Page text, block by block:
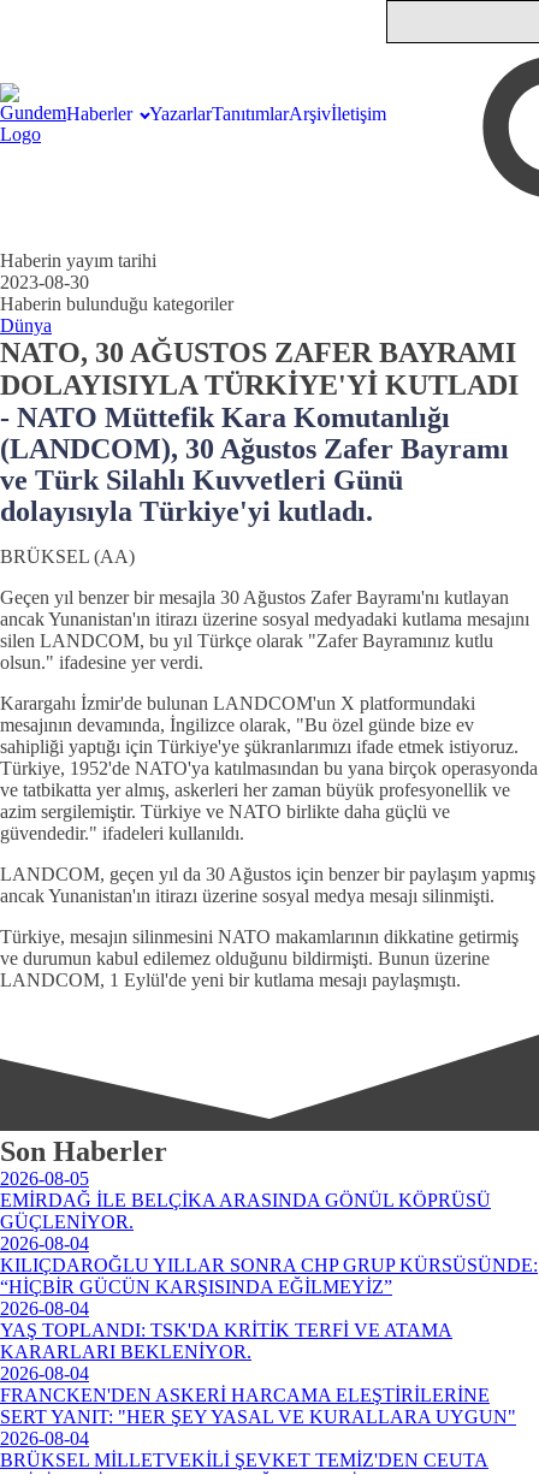
Haberler YazarlarTanıtımlarArşivİletişim
Haberin yayım tarihi
2023-08-30
Haberin bulunduğu kategoriler
Dünya
NATO, 30 AĞUSTOS ZAFER BAYRAMI
DOLAYISIYLA TÜRKİYE'Yİ KUTLADI
- NATO Müttefik Kara Komutanlığı
(LANDCOM), 30 Ağustos Zafer Bayramı
ve Türk Silahlı Kuvvetleri Günü
dolayısıyla Türkiye'yi kutladı.
BRÜKSEL (AA)
Geçen yıl benzer bir mesajla 30 Ağustos Zafer Bayramı'nı kutlayan
ancak Yunanistan'ın itirazı üzerine sosyal medyadaki kutlama mesajını
silen LANDCOM, bu yıl Türkçe olarak "Zafer Bayramınız kutlu
olsun." ifadesine yer verdi.
Karargahı İzmir'de bulunan LANDCOM'un X platformundaki
mesajının devamında, İngilizce olarak, "Bu özel günde bize ev
sahipliği yaptığı için Türkiye'ye şükranlarımızı ifade etmek istiyoruz.
Türkiye, 1952'de NATO'ya katılmasından bu yana birçok operasyonda
ve tatbikatta yer almış, askerleri her zaman büyük profesyonellik ve
azim sergilemiştir. Türkiye ve NATO birlikte daha güçlü ve
güvendedir." ifadeleri kullanıldı.
LANDCOM, geçen yıl da 30 Ağustos için benzer bir paylaşım yapmış
ancak Yunanistan'ın itirazı üzerine sosyal medya mesajı silinmişti.
Türkiye, mesajın silinmesini NATO makamlarının dikkatine getirmiş
ve durumun kabul edilemez olduğunu bildirmişti. Bunun üzerine
LANDCOM, 1 Eylül'de yeni bir kutlama mesajı paylaşmıştı.
Son Haberler
2026-08-05
EMİRDAĞ İLE BELÇİKA ARASINDA GÖNÜL KÖPRÜSÜ
GÜÇLENİYOR.
2026-08-04
KILIÇDAROĞLU YILLAR SONRA CHP GRUP KÜRSÜSÜNDE:
“HİÇBİR GÜCÜN KARŞISINDA EĞİLMEYİZ”
2026-08-04
YAŞ TOPLANDI: TSK'DA KRİTİK TERFİ VE ATAMA
KARARLARI BEKLENİYOR.
2026-08-04
FRANCKEN'DEN ASKERİ HARCAMA ELEŞTİRİLERİNE
SERT YANIT: "HER ŞEY YASAL VE KURALLARA UYGUN"
2026-08-04
BRÜKSEL MİLLETVEKİLİ ŞEVKET TEMİZ'DEN CEUTA